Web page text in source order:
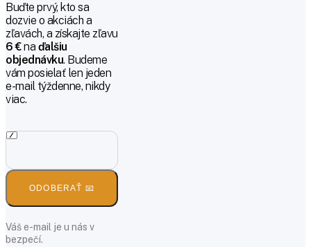
Buďte prvý, kto sa
dozvie o akciách a
zľavách, a získajte zľavu
6 €na ďalšiu
objednávku. Budeme
vám posielať len jeden
e-mail týždenne, nikdy
viac.
ODOBERAŤ 📧
Váš e-mail je u nás v
bezpečí.